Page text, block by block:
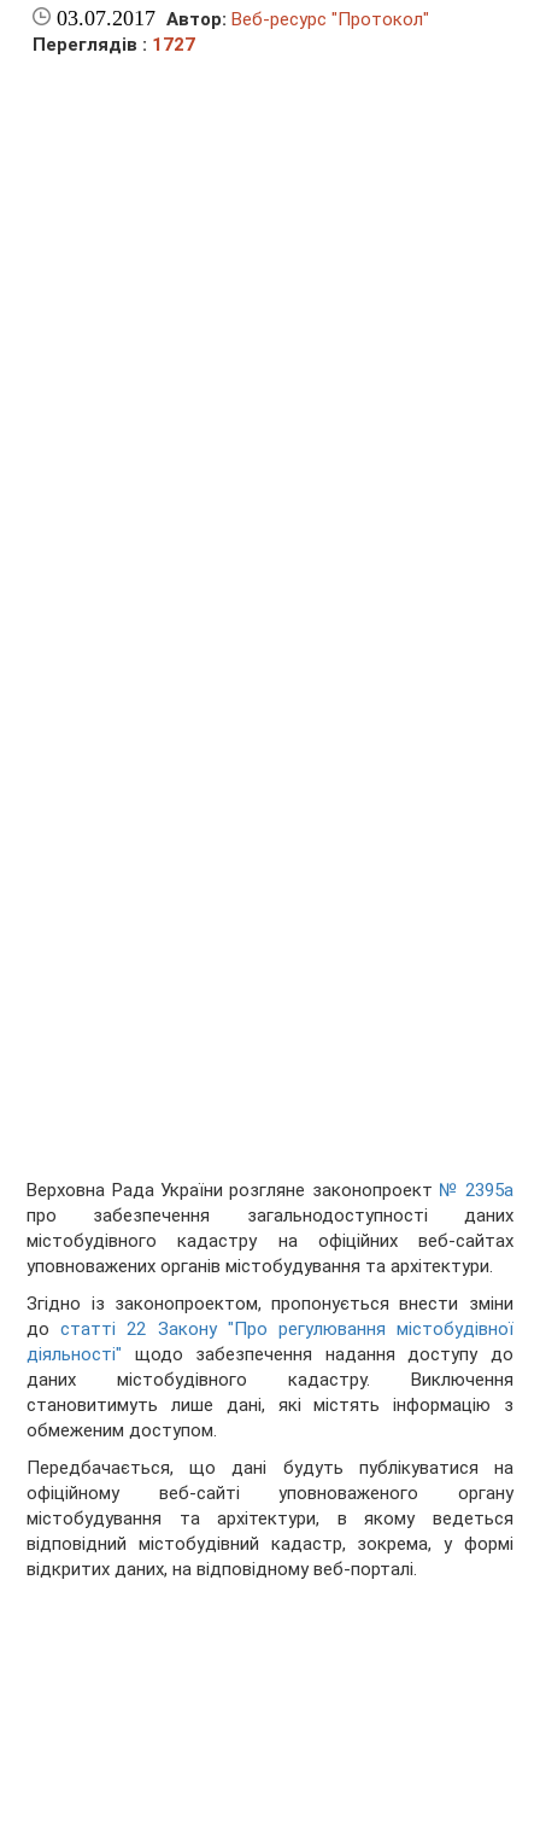
03.07.2017 Автор: Веб-ресурс "Протокол"
Переглядів : 1727
Верховна Рада України розгляне законопроект № 2395а
про забезпечення загальнодоступності даних
містобудівного кадастру на офіційних веб-сайтах
уповноважених органів містобудування та архітектури.
Згідно із законопроектом, пропонується внести зміни
достатті 22 Закону "Про регулювання містобудівної
діяльності" щодо забезпечення надання доступу до
даних містобудівного кадастру. Виключення
становитимуть лише дані, які містять інформацію з
обмеженим доступом.
Передбачається, що дані будуть публікуватися на
офіційному веб-сайті уповноваженого органу
містобудування та архітектури, в якому ведеться
відповідний містобудівний кадастр, зокрема, у формі
відкритих даних, на відповідному веб-порталі.